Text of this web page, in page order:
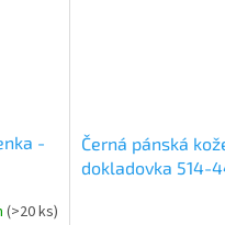
-
(>20 ks)
Černá pánská
dokladovka 514-